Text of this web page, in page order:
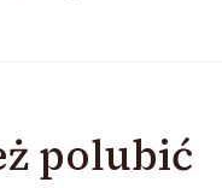
polubić